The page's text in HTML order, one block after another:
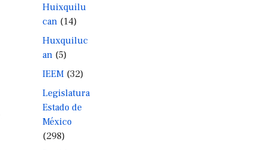
Huixquilu
can (14)
Huxquiluc
an (5)
IEEM (32)
Legislatura
Estado de
México
(298)